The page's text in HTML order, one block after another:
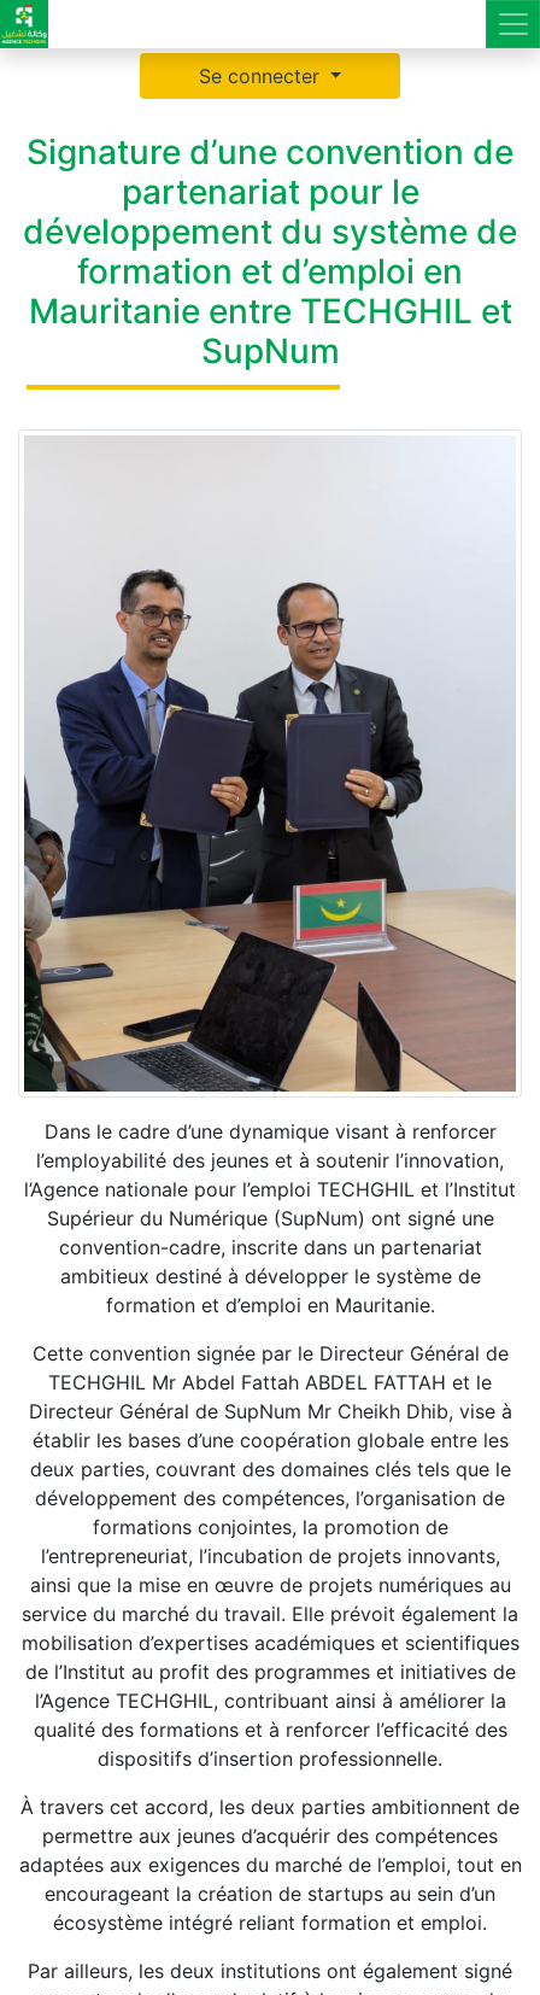
Se connecter
Signature d’une convention de
partenariat pour le
développement du système de
formation et d’emploi en
Mauritanie entre TECHGHIL et
SupNum
Dans le cadre d’une dynamique visant à renforcer
l’employabilité des jeunes et à soutenir l’innovation,
l’Agence nationale pour l’emploi TECHGHIL et l’Institut
Supérieur du Numérique (SupNum) ont signé une
convention-cadre, inscrite dans un partenariat
ambitieux destiné à développer le système de
formation et d’emploi en Mauritanie.
Cette convention signée par le Directeur Général de
TECHGHIL Mr Abdel Fattah ABDEL FATTAH et le
Directeur Général de SupNum Mr Cheikh Dhib, vise à
établir les bases d’une coopération globale entre les
deux parties, couvrant des domaines clés tels que le
développement des compétences, l’organisation de
formations conjointes, la promotion de
l’entrepreneuriat, l’incubation de projets innovants,
ainsi que la mise en œuvre de projets numériques au
service du marché du travail. Elle prévoit également la
mobilisation d’expertises académiques et scientifiques
de l’Institut au profit des programmes et initiatives de
l’Agence TECHGHIL, contribuant ainsi à améliorer la
qualité des formations et à renforcer l’efficacité des
dispositifs d’insertion professionnelle.
À travers cet accord, les deux parties ambitionnent de
permettre aux jeunes d’acquérir des compétences
adaptées aux exigences du marché de l’emploi, tout en
encourageant la création de startups au sein d’un
écosystème intégré reliant formation et emploi.
Par ailleurs, les deux institutions ont également signé